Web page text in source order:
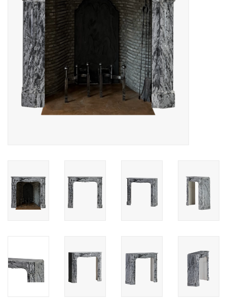
Vloeren - Steen, Terra Cotta
& Marmer
Outlet
Tevreden Klanten
Antieke Marmers
Cadeau Bonnen